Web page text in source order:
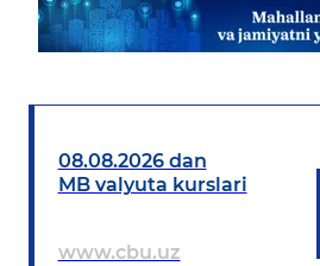
08.08.2026 dan
MB valyuta kurslari
www.cbu.uz